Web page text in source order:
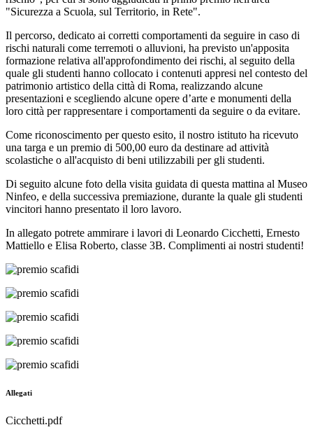
"Sicurezza a Scuola, sul Territorio, in Rete".
Il percorso, dedicato ai corretti comportamenti da seguire in caso di
rischi naturali come terremoti o alluvioni, ha previsto un'apposita
formazione relativa all'approfondimento dei rischi, al seguito della
quale gli studenti hanno collocato i contenuti appresi nel contesto del
patrimonio artistico della città di Roma, realizzando alcune
presentazioni e scegliendo alcune opere d’arte e monumenti della
loro città per rappresentare i comportamenti da seguire o da evitare.
Come riconoscimento per questo esito, il nostro istituto ha ricevuto
una targa e un premio di 500,00 euro da destinare ad attività
scolastiche o all'acquisto di beni utilizzabili per gli studenti.
Di seguito alcune foto della visita guidata di questa mattina al Museo
Ninfeo, e della successiva premiazione, durante la quale gli studenti
vincitori hanno presentato il loro lavoro.
In allegato potrete ammirare i lavori di Leonardo Cicchetti, Ernesto
Mattiello e Elisa Roberto, classe 3B. Complimenti ai nostri studenti!
Allegati
Cicchetti.pdf